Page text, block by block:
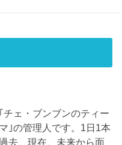
｢チェ・ブンブンのティー
マ｣の管理人です。1日1本
去、現在、未来から面